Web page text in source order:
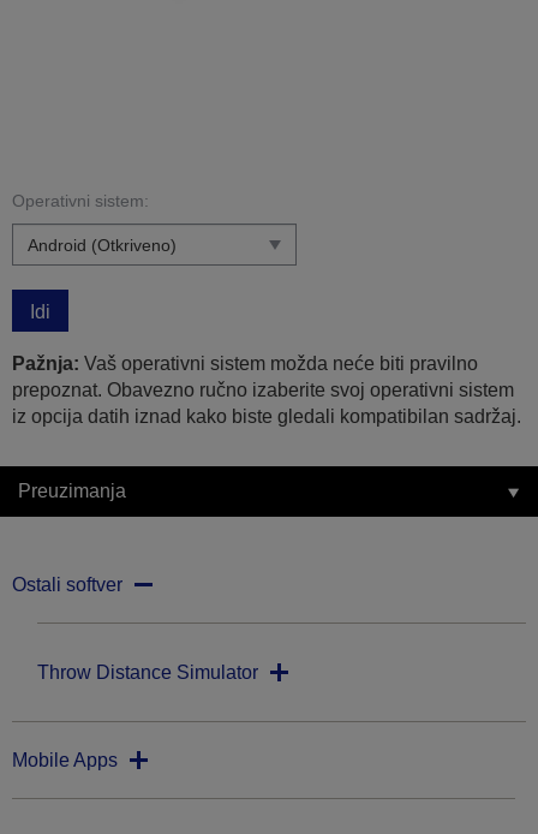
Operativni sistem:
Idi
Pažnja: Vaš operativni sistem možda neće biti pravilno
prepoznat. Obavezno ručno izaberite svoj operativni sistem
iz opcija datih iznad kako biste gledali kompatibilan sadržaj.
Preuzimanja
Ostali softver
Throw Distance Simulator
Mobile Apps